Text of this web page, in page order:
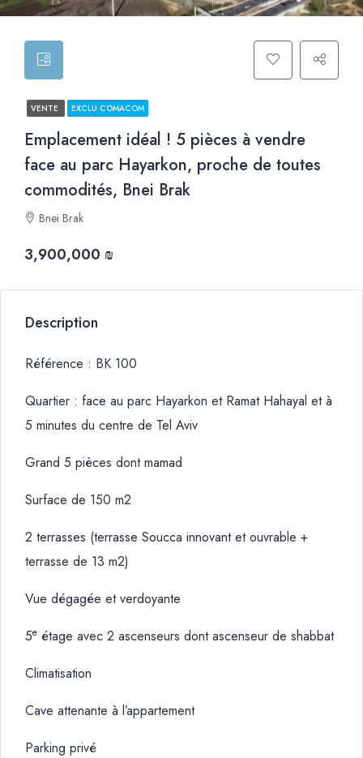
VENTE EXCLU COMACOM
Emplacement idéal ! 5 pièces à vendre
face au parc Hayarkon, proche de toutes
commodités, Bnei Brak
Bnei Brak
3,900,000 ₪
Description
Référence : BK 100
Quartier : face au parc Hayarkon et Ramat Hahayal et à
5 minutes du centre de Tel Aviv
Grand 5 pièces dont mamad
Surface de 150 m2
2 terrasses (terrasse Soucca innovant et ouvrable +
terrasse de 13 m2)
Vue dégagée et verdoyante
5e étage avec 2 ascenseurs dont ascenseur de shabbat
Climatisation
Cave attenante à l’appartement
Parking privé